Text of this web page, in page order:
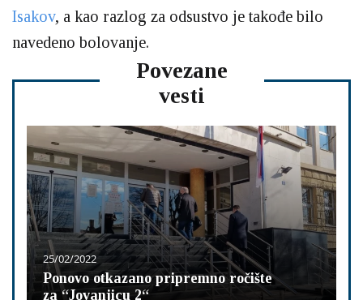
Isakov, a kao razlog za odsustvo je takođe bilo
navedeno bolovanje.
Povezane
vesti
25/02/2022
Ponovo otkazano pripremno ročište
za “Jovanjicu 2“